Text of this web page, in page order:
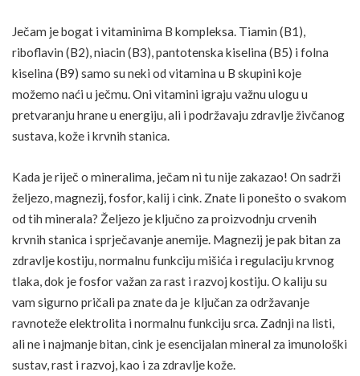
Ječam je bogat i vitaminima B kompleksa. Tiamin (B1),
riboflavin (B2), niacin (B3), pantotenska kiselina (B5) i folna
kiselina (B9) samo su neki od vitamina u B skupini koje
možemo naći u ječmu. Oni vitamini igraju važnu ulogu u
pretvaranju hrane u energiju, ali i podržavaju zdravlje živčanog
sustava, kože i krvnih stanica.
Kada je riječ o mineralima, ječam ni tu nije zakazao! On sadrži
željezo, magnezij, fosfor, kalij i cink. Znate li ponešto o svakom
od tih minerala? Željezo je ključno za proizvodnju crvenih
krvnih stanica i sprječavanje anemije. Magnezij je pak bitan za
zdravlje kostiju, normalnu funkciju mišića i regulaciju krvnog
tlaka, dok je fosfor važan za rast i razvoj kostiju. O kaliju su
vam sigurno pričali pa znate da je ključan za održavanje
ravnoteže elektrolita i normalnu funkciju srca. Zadnji na listi,
ali ne i najmanje bitan, cink je esencijalan mineral za imunološki
sustav, rast i razvoj, kao i za zdravlje kože.